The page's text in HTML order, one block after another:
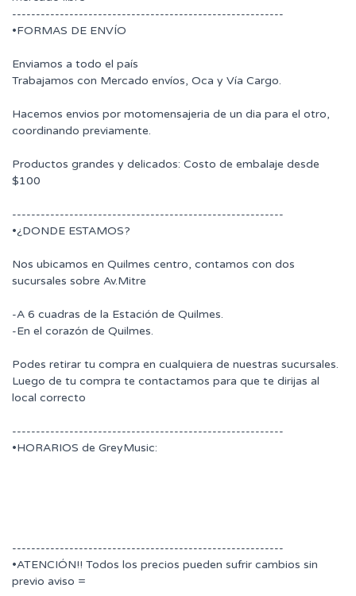
---------------------------------------------------------
•FORMAS DE ENVÍO
Enviamos a todo el país
Trabajamos con Mercado envíos, Oca y Vía Cargo.
Hacemos envios por motomensajeria de un dia para el otro,
coordinando previamente.
Productos grandes y delicados: Costo de embalaje desde
$100
---------------------------------------------------------
•¿DONDE ESTAMOS?
Nos ubicamos en Quilmes centro, contamos con dos
sucursales sobre Av.Mitre
-A 6 cuadras de la Estación de Quilmes.
-En el corazón de Quilmes.
Podes retirar tu compra en cualquiera de nuestras sucursales.
Luego de tu compra te contactamos para que te dirijas al
local correcto
---------------------------------------------------------
•HORARIOS de GreyMusic:
---------------------------------------------------------
•ATENCIÓN!! Todos los precios pueden sufrir cambios sin
previo aviso =